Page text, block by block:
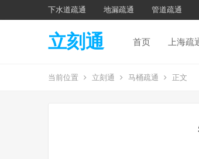
下水道疏通 地漏疏通 管道疏通
立刻通 首页 上海疏
当前位置 立刻通 马桶疏通 正文